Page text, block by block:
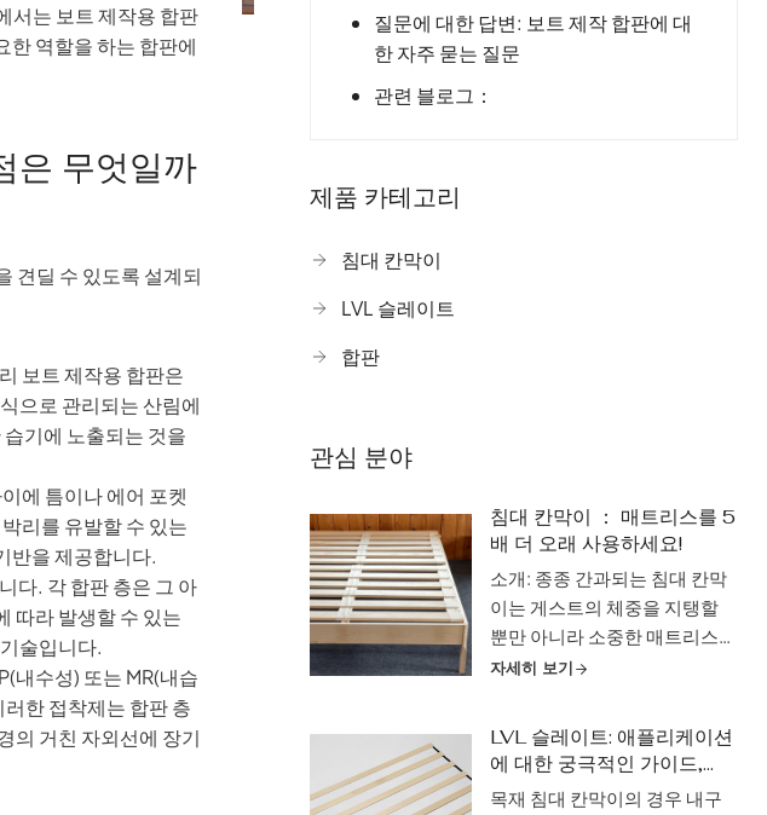
서는 보트 제작용 합판
한 역할을 하는 합판에
은 무엇일까
견딜 수 있도록 설계되
보트 제작용 합판은
으로 관리되는 산림에
기에 노출되는 것을
에 틈이나 에어 포켓
리를 유발할 수 있는
반을 제공합니다.
다. 각 합판 층은 그 아
따라 발생할 수 있는
술입니다.
내수성) 또는 MR(내습
한 접착제는 합판 층
의 거친 자외선에 장기
질문에 대한 답변: 보트 제작 합판에 대
한 자주 묻는 질문
관련 블로그：
제품 카테고리
침대 칸막이
LVL 슬레이트
합판
관심 분야
침대 칸막이 ： 매트리스를 5
배 더 오래 사용하세요!
소개: 종종 간과되는 침대 칸막
이는 게스트의 체중을 지탱할
뿐만 아니라 소중한 매트리스
투자 수명을 연장하는 데 중요
많이 드는 문제 큰 기대를 안고
체크인한 게스트가 처지고 불편
한 매트리스를 맞이하는 상황을
자세히 보기
LVL 슬레이트: 애플리케이션
에 대한 궁극적인 가이드,
2025년 가격 책정
목재 침대 칸막이의 경우 내구